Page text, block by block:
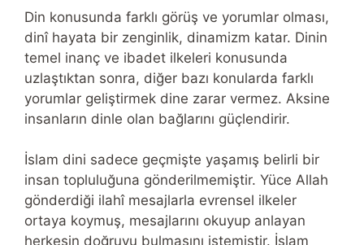
Din konusunda farklı görüş ve yorumlar olması,
dinî hayata bir zenginlik, dinamizm katar. Dinin
temel inanç ve ibadet ilkeleri konusunda
uzlaştıktan sonra, diğer bazı konularda farklı
yorumlar geliştirmek dine zarar vermez. Aksine
insanların dinle olan bağlarını güçlendirir.
İslam dini sadece geçmişte yaşamış belirli bir
insan topluluğuna gönderilmemiştir. Yüce Allah
gönderdiği ilahî mesajlarla evrensel ilkeler
ortaya koymuş, mesajlarını okuyup anlayan
herkesin doğruyu bulmasını istemiştir. İslam